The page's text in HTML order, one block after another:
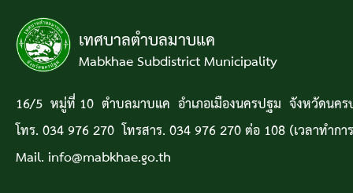
เทศบาลตำบลมาบแค
Mabkhae Subdistrict Municipality
16/5 หมู่ที่ 10 ตำบลมาบแค อำเภอเมืองนครปฐม จังหวัดนค
โทร. 034 976 270 โทรสาร. 034 976 270 ต่อ 108 (เวลาทำกา
Mail. info@mabkhae.go.th